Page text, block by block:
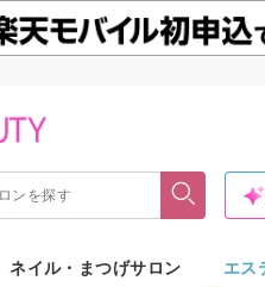
ネイル・まつげサロン エス